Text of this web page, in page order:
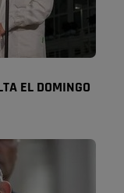
EL DOMINGO